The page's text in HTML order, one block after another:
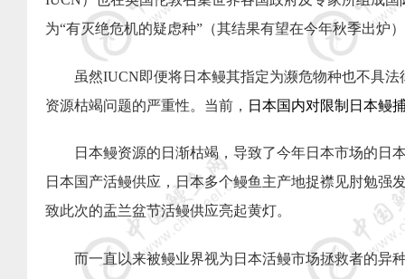
为“有灭绝危机的疑虑种”（其结果有望在今年秋季出炉
虽然IUCN即便将日本鳗其指定为濒危物种也不具
资源枯竭问题的严重性。当前， 日本国内对限制日本鳗
日本鳗资源的日渐枯竭，导致了今年日本市场的日
日本国产活鳗供应，日本多个鳗鱼主产地捉襟见肘勉强
致此次的盂兰盆节活鳗供应亮起黄灯。
而一直以来被鳗业界视为日本活鳗市场拯救者的异